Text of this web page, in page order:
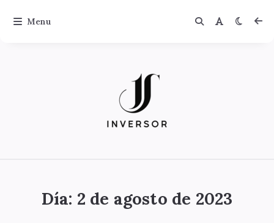
Día: 2 de agosto de 2023
Menu